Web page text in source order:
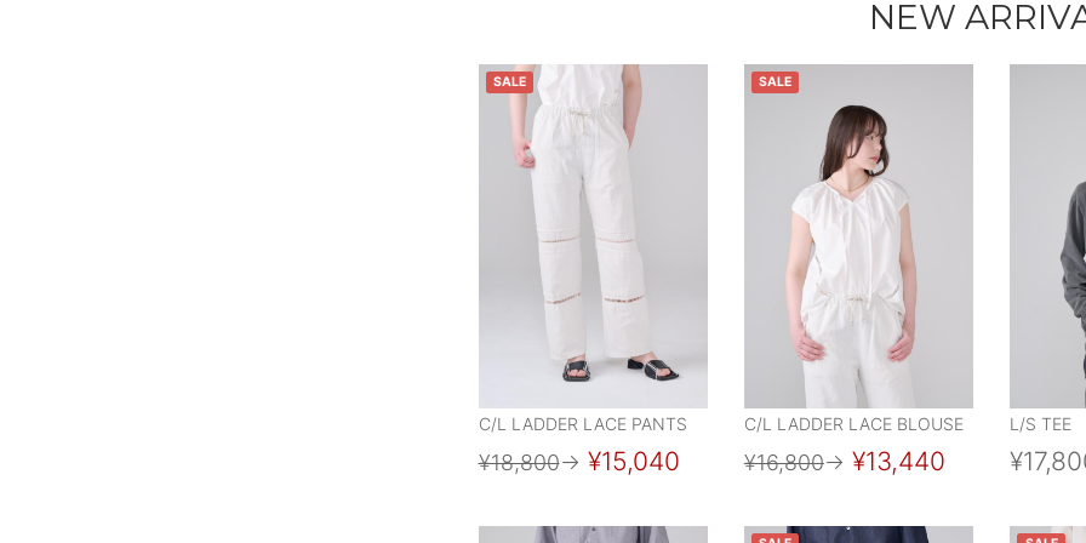
NEW
SALE
C/L LADDER LACE PANTS
¥18,800→ ¥15,040
SALE
C/L LADDER LACE BLOUSE
¥16,800→ ¥13,440
L/S TEE